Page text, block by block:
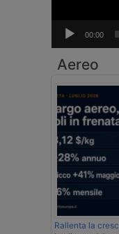
00:00
Aereo
Rallenta la